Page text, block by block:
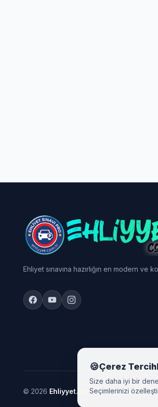
Ehliyet sınavına hazırlığın en modern ve
© 2026 Ehliyyet.com.tr - Ehliyet Sınav
🍪Çerez
Size daha iyi bir
Seçimlerinizi